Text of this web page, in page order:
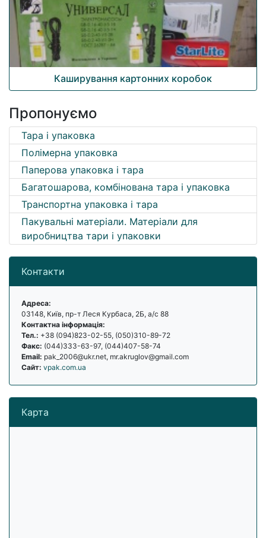
Каширування картонних коробок
Пропонуємо
Тара і упаковка
Полімерна упаковка
Паперова упаковка і тара
Багатошарова, комбінована тара і упаковка
Транспортна упаковка і тара
Пакувальні матеріали. Матеріали для
виробництва тари і упаковки
Контакти
Адреса:
03148, Київ, пр-т Леся Курбаса, 2Б, а/с 88
Контактна інформація:
Тел.: +38 (094)823-02-55, (050)310-89-72
Факс: (044)333-63-97, (044)407-58-74
Email: pak_2006@ukr.net, mr.akruglov@gmail.com
Сайт: vpak.com.ua
Карта